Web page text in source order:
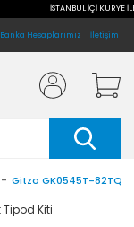
İSTANBUL İÇİ KURYE
Banka Hesaplarımız İletişim
Gitzo GK0545T-